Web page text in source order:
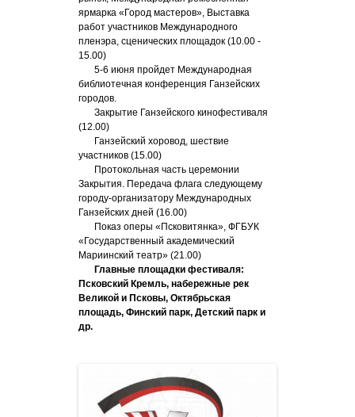
ярмарка «Город мастеров», Выставка
работ участников Международного
пленэра, сценических площадок (10.00 -
15.00)
5-6 июня пройдет Международная
библиотечная конференция Ганзейских
городов.
Закрытие Ганзейского кинофестиваля
(12.00)
Ганзейский хоровод, шествие
участников (15.00)
Протокольная часть церемонии
Закрытия. Передача флага следующему
городу-организатору Международных
Ганзейских дней (16.00)
Показ оперы «Псковитянка», ФГБУК
«Государственный академический
Мариинский театр» (21.00)
Главные площадки фестиваля:
Псковский Кремль, набережные рек
Великой и Псковы, Октябрьская
площадь, Финский парк, Детский парк и
др.